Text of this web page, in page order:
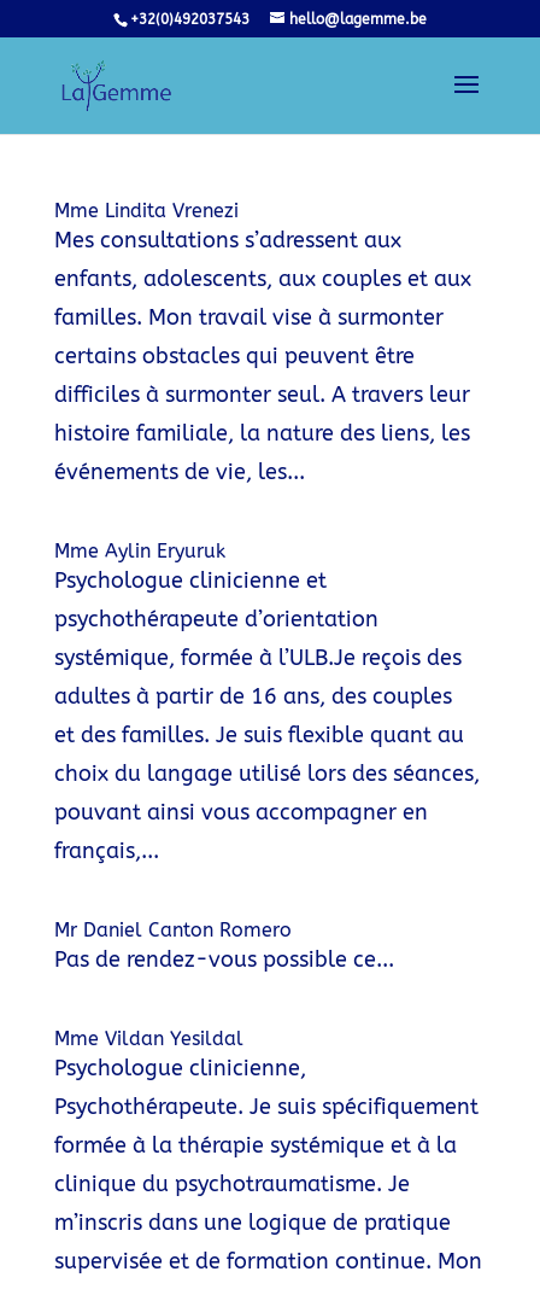
+32(0)492037543 hello@lagemme.be
Mme Lindita Vrenezi
Mes consultations s’adressent aux
enfants, adolescents, aux couples et aux
familles. Mon travail vise à surmonter
certains obstacles qui peuvent être
difficiles à surmonter seul. A travers leur
histoire familiale, la nature des liens, les
événements de vie, les...
Mme Aylin Eryuruk
Psychologue clinicienne et
psychothérapeute d’orientation
systémique, formée à l’ULB.Je reçois des
adultes à partir de 16 ans, des couples
et des familles. Je suis flexible quant au
choix du langage utilisé lors des séances,
pouvant ainsi vous accompagner en
français,...
Mr Daniel Canton Romero
Pas de rendez-vous possible ce...
Mme Vildan Yesildal
Psychologue clinicienne,
Psychothérapeute. Je suis spécifiquement
formée à la thérapie systémique et à la
clinique du psychotraumatisme. Je
m’inscris dans une logique de pratique
supervisée et de formation continue. Mon